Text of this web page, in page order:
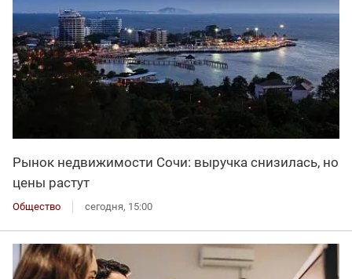
Рынок недвижимости Сочи: выручка снизилась, но
цены растут
Общество сегодня, 15:00